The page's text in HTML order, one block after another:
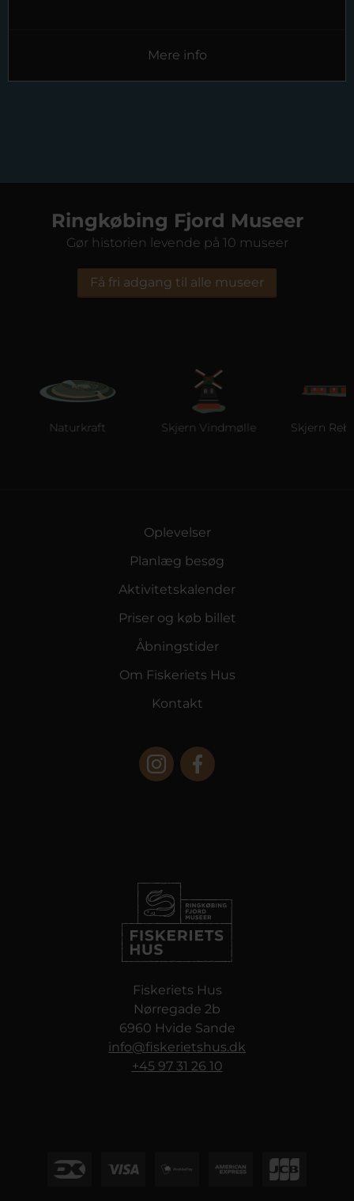
Mere info
Ringkøbing Fjord Museer
Gør historien levende på 10 museer
Få fri adgang til alle museer
Naturkraft Skjern Vindmølle Skjern
Oplevelser
Planlæg besøg
Aktivitetskalender
Priser og køb billet
Åbningstider
Om Fiskeriets Hus
Kontakt
Fiskeriets Hus
Nørregade 2b
6960 Hvide Sande
info@fiskerietshus.dk
+45 97 31 26 10